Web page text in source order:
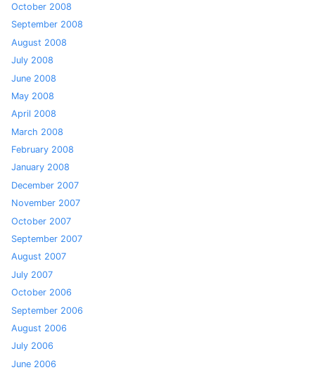
October 2008
September 2008
August 2008
July 2008
June 2008
May 2008
April 2008
March 2008
February 2008
January 2008
December 2007
November 2007
October 2007
September 2007
August 2007
July 2007
October 2006
September 2006
August 2006
July 2006
June 2006